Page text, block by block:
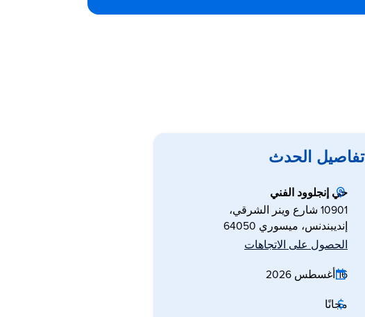
تفاصيل الحدث
حي إنجلوود الفني
10901 شارع وينر الشرقي،
إنديبندنس، ميسوري 64050
الحصول على الاتجاهات
16 أغسطس 2026
مجانًا